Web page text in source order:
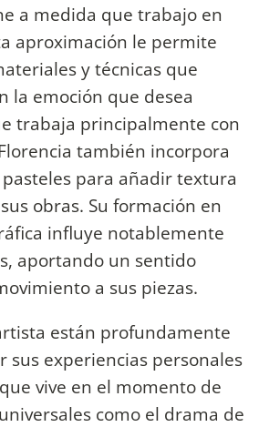
a medida que trabajo en
aproximación le permite
y técnicas que
la emoción que desea
trabaja principalmente con
también incorpora
para añadir textura
obras. Su formación en
influye notablemente
aportando un sentido
a sus piezas.
están profundamente
sus experiencias personales
vive en el momento de
como el drama de